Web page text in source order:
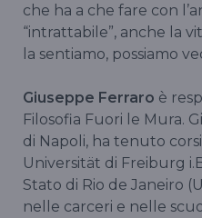
che ha a che fare con
“intrattabile”, anche la
la sentiamo, possiamo
Giuseppe Ferraro è
Filosofia Fuori le Mura.
di Napoli, ha tenuto
Universität di Freiburg
Stato di Rio de Janeiro
nelle carceri e nelle